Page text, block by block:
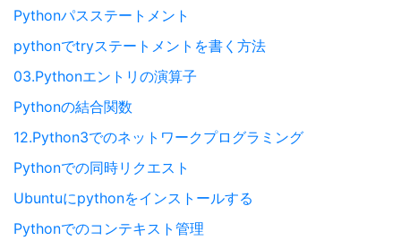
Pythonパスステートメント
pythonでtryステートメントを書く方法
03.Pythonエントリの演算子
Pythonの結合関数
12.Python3でのネットワークプログラミング
Pythonでの同時リクエスト
Ubuntuにpythonをインストールする
Pythonでのコンテキスト管理